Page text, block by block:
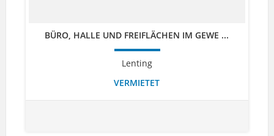
BÜRO, HALLE UND FREIFLÄCHEN IM GEWE ...
Lenting
VERMIETET